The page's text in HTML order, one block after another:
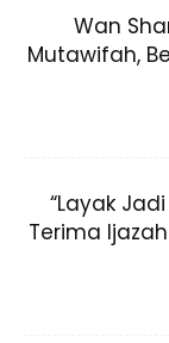
dalamnya, jadi
3.
Wan
Mutawifah,
“Layak
Terima